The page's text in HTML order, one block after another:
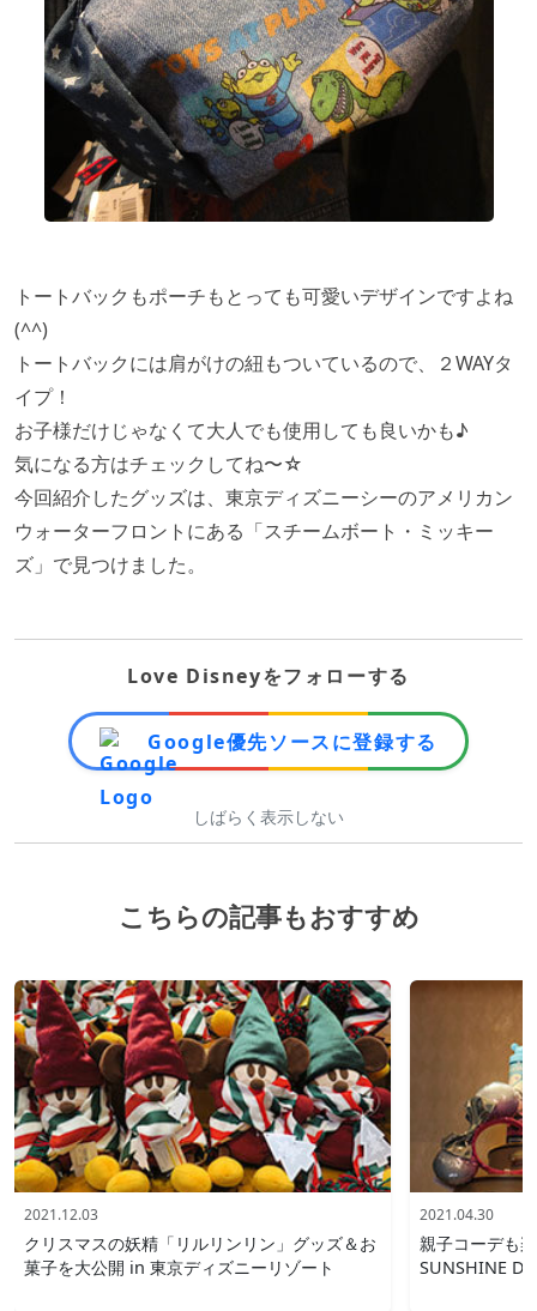
トートバックもポーチもとっても可愛いデザインですよね
(^^)
トートバックには肩がけの紐もついているので、２WAYタ
イプ！
お子様だけじゃなくて大人でも使用しても良いかも♪
気になる方はチェックしてね〜☆
今回紹介したグッズは、東京ディズニーシーのアメリカン
ウォーターフロントにある「スチームボート・ミッキー
ズ」で見つけました。
Love Disneyをフォローする
Google優先ソースに登録する
しばらく表示しない
こちらの記事もおすすめ
2021.12.03
クリスマスの妖精「リルリンリン」グッズ＆お
菓子を大公開 in 東京ディズニーリゾート
2021.04.30
親子コーデも
SUNSHINE